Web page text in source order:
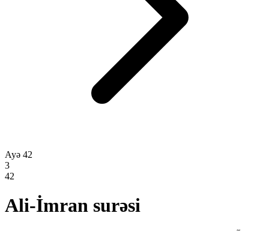
Ayə 42
3
42
Ali-İmran surəsi